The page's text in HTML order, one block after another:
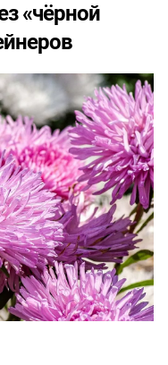
«чёрной